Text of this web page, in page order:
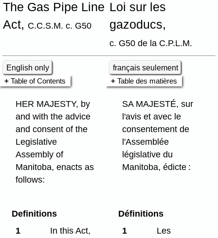
The Gas Pipe Line
Act, C.C.S.M. c. G50
Loi sur les
gazoducs,
c. G50 de la C.P.L.M.
English only
français seulement
Table of Contents
Table des matières
HER MAJESTY, by
and with the advice
and consent of the
Legislative
Assembly of
Manitoba, enacts as
follows:
SA MAJESTÉ, sur
l'avis et avec le
consentement de
l'Assemblée
législative du
Manitoba, édicte :
Definitions
1
In this Act,
Définitions
1
Les